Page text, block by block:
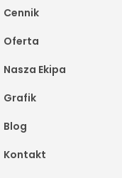
Cennik
Oferta
Nasza Ekipa
Grafik
Blog
Kontakt